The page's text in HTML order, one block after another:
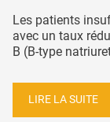
Les patients
avec un taux
B (B-type
LIRE LA SUITE